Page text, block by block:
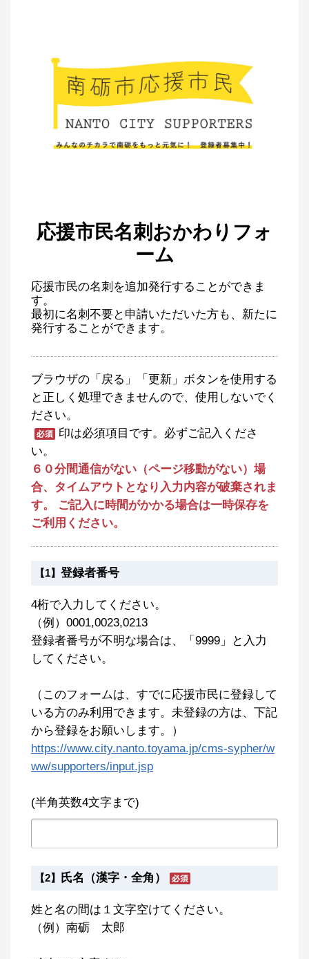
応援市民名刺おかわりフォ
ーム
応援市民の名刺を追加発行することができま
す。
最初に名刺不要と申請いただいた方も、新たに
発行することができます。
ブラウザの「戻る」「更新」ボタンを使用する
と正しく処理できませんので、使用しないでく
ださい。
印は必須項目です。必ずご記入くださ
い。
６０分間通信がない（ページ移動がない）場
合、タイムアウトとなり入力内容が破棄されま
す。 ご記入に時間がかかる場合は一時保存を
ご利用ください。
【1】 登録者番号
4桁で入力してください。
（例）0001,0023,0213
登録者番号が不明な場合は、「9999」と入力
してください。
（このフォームは、すでに応援市民に登録して
いる方のみ利用できます。未登録の方は、下記
から登録をお願いします。）
https://www.city.nanto.toyama.jp/cms-sypher/w
ww/supporters/input.jsp
(半角英数4文字まで)
【2】 氏名（漢字・全角）
姓と名の間は１文字空けてください。
（例）南砺 太郎